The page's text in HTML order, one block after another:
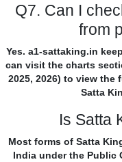
Q7. Can I
from
Yes. a1-sattaking.in
can visit the charts
2025, 2026) to view
Satta
Is Satta
Most forms of Satta
India under the Public